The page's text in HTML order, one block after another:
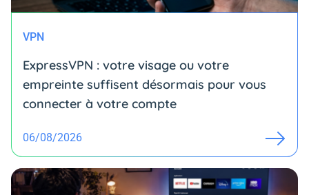
VPN
ExpressVPN : votre visage ou votre
empreinte suffisent désormais pour vous
connecter à votre compte
06/08/2026